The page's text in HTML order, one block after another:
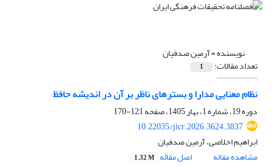
نویسنده =آرمین صدفیان
تعداد مقالات: 1
نظام معنایی مدارا و بسترهای ناظر بر آن در اندیشه حافظ
دوره 19، شماره 1، بهار 1405، صفحه
121-170
10.22035/jicr.2026.3624.3837
ابراهیم اخلاصی، آرمین صدفیان
مشاهده مقاله
اصل مقاله 1.32 M